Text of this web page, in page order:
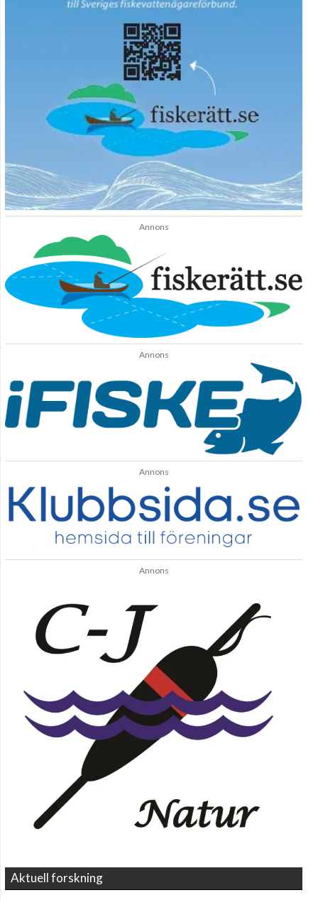
Annons
Annons
Annons
Annons
Aktuell forskning